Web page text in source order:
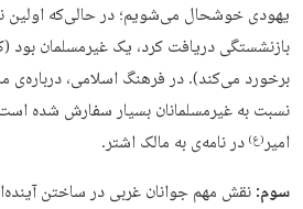
یهودی خوشحال می‌شویم؛ در حالی‌که اولین
بازنشستگی دریافت کرد، یک غیرمسلمان بود
برخورد می‌کند). در فرهنگ اسلامی،
نسبت به غیرمسلمانان بسیار سفارش شده
امیر(ع) در نامه‌ی به مالک اشتر.
سوم:نقش مهم جوانان غربی در ساختن